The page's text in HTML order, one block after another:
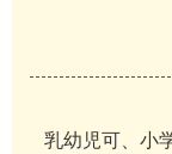
乳幼児可、小